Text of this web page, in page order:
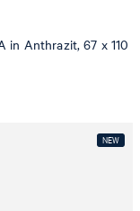
in Anthrazit, 67 x 110